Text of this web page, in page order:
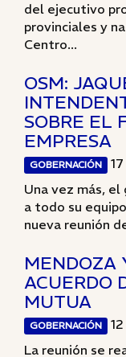
del ejecutivo
provinciales y
Centro...
OSM:
SOBRE EL
EMPRESA
GOBERNACIÓN
Una vez más,
a todo su
nueva reunión
MENDOZA
ACUERDO
MUTUA
GOBERNACIÓN
La reunión se